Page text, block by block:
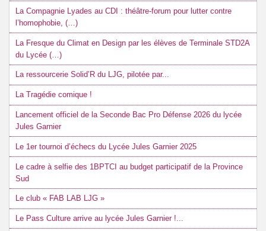
La Compagnie Lyades au CDI : théâtre-forum pour lutter contre
l’homophobie, (…)
La Fresque du Climat en Design par les élèves de Terminale STD2A
du Lycée (…)
La ressourcerie Solid’R du LJG, pilotée par...
La Tragédie comique !
Lancement officiel de la Seconde Bac Pro Défense 2026 du lycée
Jules Garnier
Le 1er tournoi d’échecs du Lycée Jules Garnier 2025
Le cadre à selfie des 1BPTCI au budget participatif de la Province
Sud
Le club « FAB LAB LJG »
Le Pass Culture arrive au lycée Jules Garnier !...